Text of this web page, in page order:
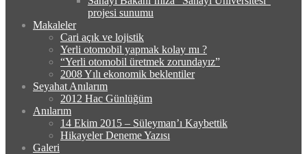
projesi sunumu
Makaleler
Cari açık ve lojistik
Yerli otomobil yapmak kolay mı ?
“Yerli otomobil üretmek zorundayız”
2008 Yılı ekonomik beklentiler
Seyahat Anılarım
2012 Hac Günlüğüm
Anılarım
14 Ekim 2015 – Süleyman’ı Kaybettik
Hikayeler Deneme Yazısı
Galeri